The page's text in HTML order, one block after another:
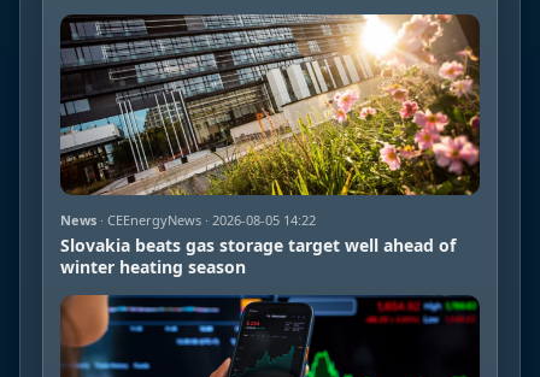
News · CEEnergyNews · 2026-08-05 14:22
Slovakia beats gas storage target well ahead of
winter heating season